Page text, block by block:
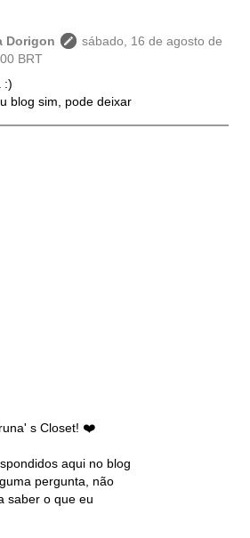
Dorigon
sábado, 16 de agosto de
BRT
:)
blog sim, pode deixar
s Closet! ❤️
aqui no blog
pergunta, não
saber o que eu